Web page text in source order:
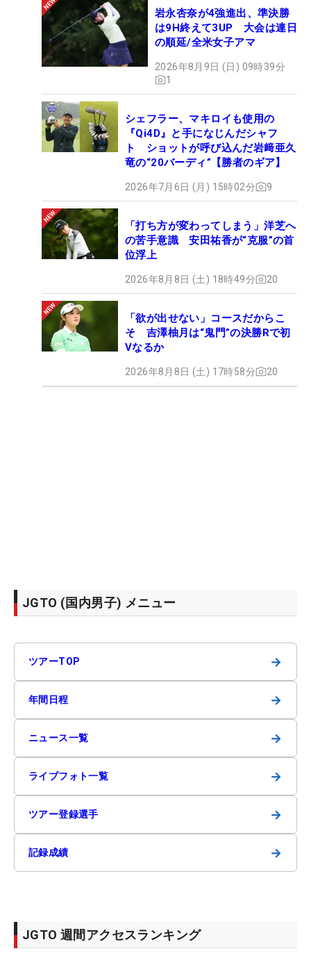
岩永杏奈が4強進出、準決勝
は9H終えて3UP 大会は連日
の順延/全米女子アマ
2026年8月9日 (日) 09時39分
1
シェフラー、マキロイも使用の
『Qi4D』と手になじんだシャフ
ト ショットが呼び込んだ岩﨑亜久
竜の“20バーディ”【勝者のギア】
2026年7月6日 (月) 15時02分 9
「打ち方が変わってしまう」洋芝へ
の苦手意識 安田祐香が“克服”の首
位浮上
2026年8月8日 (土) 18時49分 20
「欲が出せない」コースだからこ
そ 吉澤柚月は“鬼門”の決勝Rで初
Vなるか
2026年8月8日 (土) 17時58分 20
JGTO (国内男子) メニュー
ツアーTOP →
年間日程 →
ニュース一覧 →
ライブフォト一覧 →
ツアー登録選手 →
記録成績 →
JGTO 週間アクセスランキング